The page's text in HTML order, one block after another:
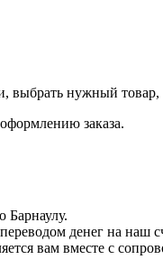
выбрать нужный
заказа.
Барнаулу.
денег на наш
вам вместе с